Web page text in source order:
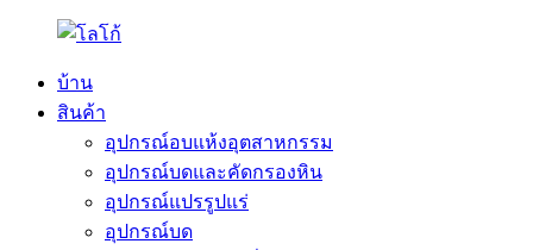
บ้าน
สินค้า
อุปกรณ์อบแห้งอุตสาหกรรม
อุปกรณ์บดและคัดกรองหิน
อุปกรณ์แปรรูปแร่
อุปกรณ์บด